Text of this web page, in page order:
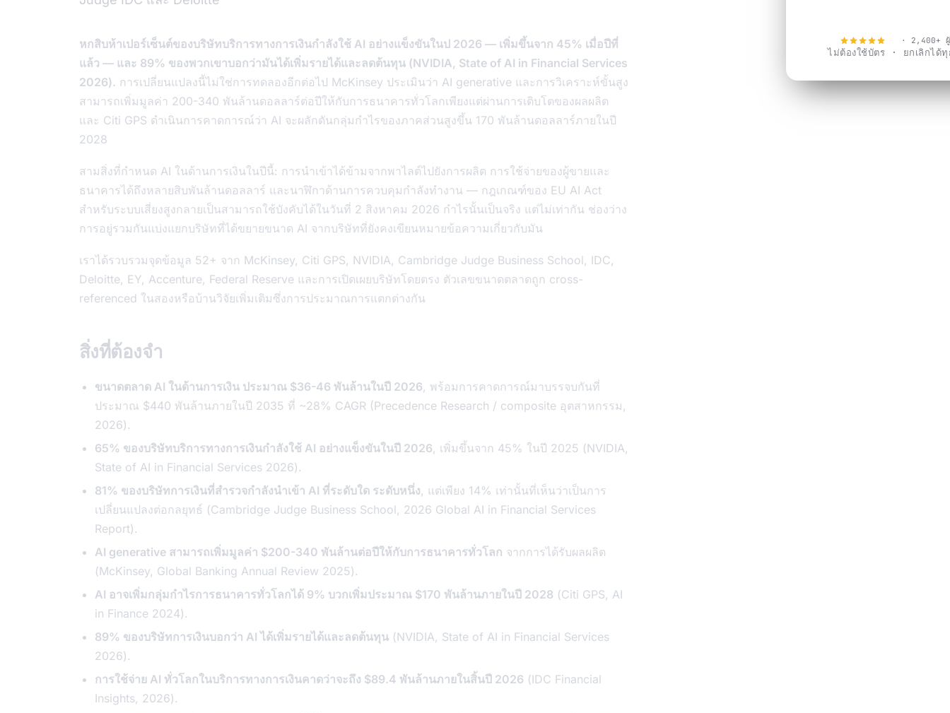
หกสิบห้าเปอร์เซ็นต์ของบริษัทบริการทางการเงินกำลังใช้ AI อย่างแข็งขันในป 2026 — เพิ่มขึ้นจาก 45% เมื่อปีที่
แล้ว — และ 89% ของพวกเขาบอกว่ามันได้เพิ่มรายได้และลดต้นทุน (NVIDIA, State of AI in Financial Services
2026). การเปลี่ยนแปลงนี้ไม่ใช่การทดลองอีกต่อไป McKinsey ประเมินว่า AI generative และการวิเคราะห์ขั้นสูง
สามารถเพิ่มมูลค่า 200-340 พันล้านดอลลาร์ต่อปีให้กับการธนาคารทั่วโลกเพียงแต่ผ่านการเติบโตของผลผลิต
และ Citi GPS ดำเนินการคาดการณ์ว่า AI จะผลักดันกลุ่มกำไรของภาคส่วนสูงขึ้น 170 พันล้านดอลลาร์ภายในปี
2028
สามสิ่งที่กำหนด AI ในด้านการเงินในปีนี้: การนำเข้าได้ข้ามจากพาไลต์ไปยังการผลิต การใช้จ่ายของผู้ขายและ
ธนาคารได้ถึงหลายสิบพันล้านดอลลาร์ และนาฬิกาด้านการควบคุมกำลังทำงาน — กฎเกณฑ์ของ EU AI Act
สำหรับระบบเสี่ยงสูงกลายเป็นสามารถใช้บังคับได้ในวันที่ 2 สิงหาคม 2026 กำไรนั้นเป็นจริง แต่ไม่เท่ากัน ช่องว่าง
การอยู่รวมกันแบ่งแยกบริษัทที่ได้ขยายขนาด AI จากบริษัทที่ยังคงเขียนหมายข้อความเกี่ยวกับมัน
เราได้รวบรวมจุดข้อมูล 52+ จาก McKinsey, Citi GPS, NVIDIA, Cambridge Judge Business School, IDC,
Deloitte, EY, Accenture, Federal Reserve และการเปิดเผยบริษัทโดยตรง ตัวเลขขนาดตลาดถูก cross-
referenced ในสองหรือบ้านวิจัยเพิ่มเติมซึ่งการประมาณการแตกต่างกัน
สิ่งที่ต้องจำ
ขนาดตลาด AI ในด้านการเงิน ประมาณ $36-46 พันล้านในปี 2026, พร้อมการคาดการณ์มาบรรจบกันที่
ประมาณ $440 พันล้านภายในปี 2035 ที่ ~28% CAGR (Precedence Research / composite อุตสาหกรรม,
2026).
65% ของบริษัทบริการทางการเงินกำลังใช้ AI อย่างแข็งขันในปี 2026, เพิ่มขึ้นจาก 45% ในปี 2025 (NVIDIA,
State of AI in Financial Services 2026).
81% ของบริษัทการเงินที่สำรวจกำลังนำเข้า AI ที่ระดับใด ระดับหนึ่ง, แต่เพียง 14% เท่านั้นที่เห็นว่าเป็นการ
เปลี่ยนแปลงต่อกลยุทธ์ (Cambridge Judge Business School, 2026 Global AI in Financial Services
Report).
AI generative สามารถเพิ่มมูลค่า $200-340 พันล้านต่อปีให้กับการธนาคารทั่วโลก จากการได้รับผลผลิต
(McKinsey, Global Banking Annual Review 2025).
AI อาจเพิ่มกลุ่มกำไรการธนาคารทั่วโลกได้ 9% บวกเพิ่มประมาณ $170 พันล้านภายในปี 2028 (Citi GPS, AI
in Finance 2024).
89% ของบริษัทการเงินบอกว่า AI ได้เพิ่มรายได้และลดต้นทุน (NVIDIA, State of AI in Financial Services
2026).
การใช้จ่าย AI ทั่วโลกในบริการทางการเงินคาดว่าจะถึง $89.4 พันล้านภายในสิ้นปี 2026 (IDC Financial
Insights, 2026).
· 2,400+ ผู้
ไม่ต้องใช้บัตร · ยกเลิกได้ทุ